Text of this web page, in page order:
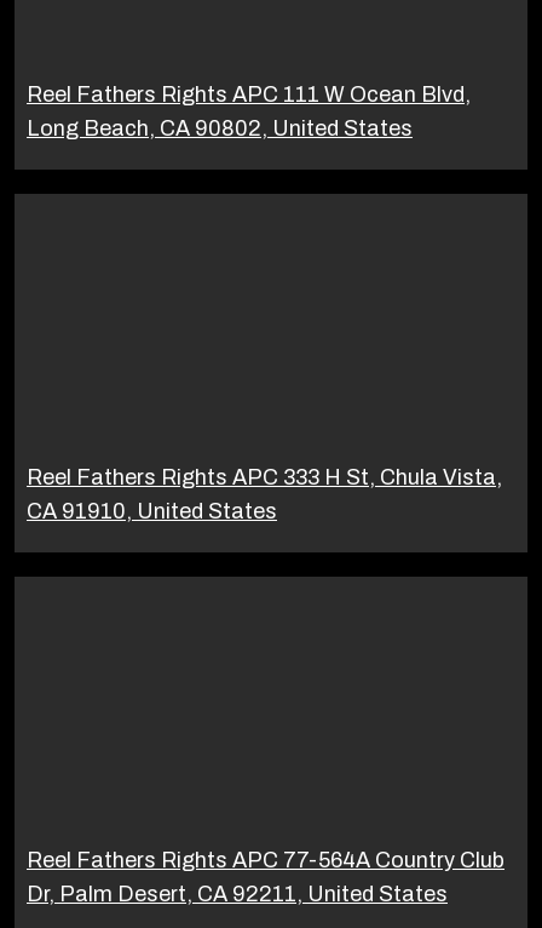
Reel Fathers Rights APC 111 W Ocean Blvd,
Long Beach, CA 90802, United States
Reel Fathers Rights APC 333 H St, Chula Vista,
CA 91910, United States
Reel Fathers Rights APC 77-564A Country Club
Dr, Palm Desert, CA 92211, United States